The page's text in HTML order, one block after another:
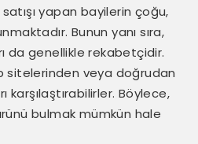
yapan bayilerin çoğu,
Bunun yanı sıra,
da genellikle rekabetçidir.
sitelerinden veya doğrudan
karşılaştırabilirler. Böylece,
bulmak mümkün hale